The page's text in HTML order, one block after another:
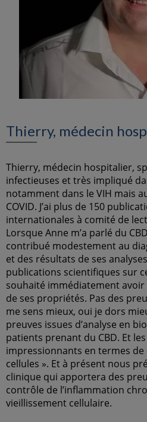
Thierry, médecin
Thierry, médecin hospitalier,
infectieuses et très impliqué
notamment dans le VIH mais
COVID. J’ai plus de 150
internationales à comité de
Lorsque Anne m’a parlé du
contribué modestement au
et des résultats de ses
publications scientifiques sur
souhaité immédiatement
de ses propriétés. Pas des
me sens mieux, oui je dors
preuves issues d’analyse en
patients prenant du CBD. Et
impressionnants en termes de
cellules ». Et à présent nous
clinique qui apportera des
contrôle de l’inflammation
vieillissement cellulaire.